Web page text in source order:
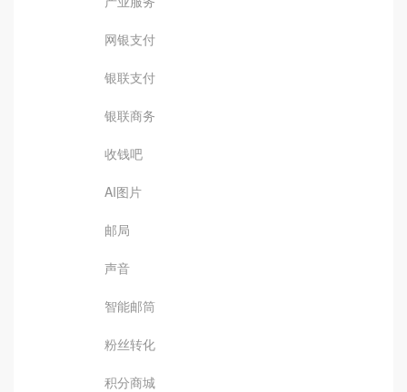
网银支付
银联支付
银联商务
收钱吧
AI图片
邮局
声音
智能邮筒
粉丝转化
积分商城